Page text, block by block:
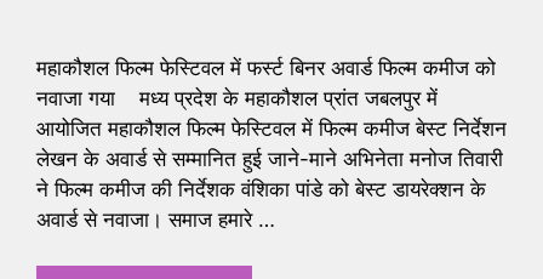
महाकौशल फिल्म फेस्टिवल में फर्स्ट बिनर अवार्ड फिल्म कमीज को
नवाजा गया मध्य प्रदेश के महाकौशल प्रांत जबलपुर में
आयोजित महाकौशल फिल्म फेस्टिवल में फिल्म कमीज बेस्ट निर्देशन
लेखन के अवार्ड से सम्मानित हुई जाने-माने अभिनेता मनोज तिवारी
ने फिल्म कमीज की निर्देशक वंशिका पांडे को बेस्ट डायरेक्शन के
अवार्ड से नवाजा। समाज हमारे …